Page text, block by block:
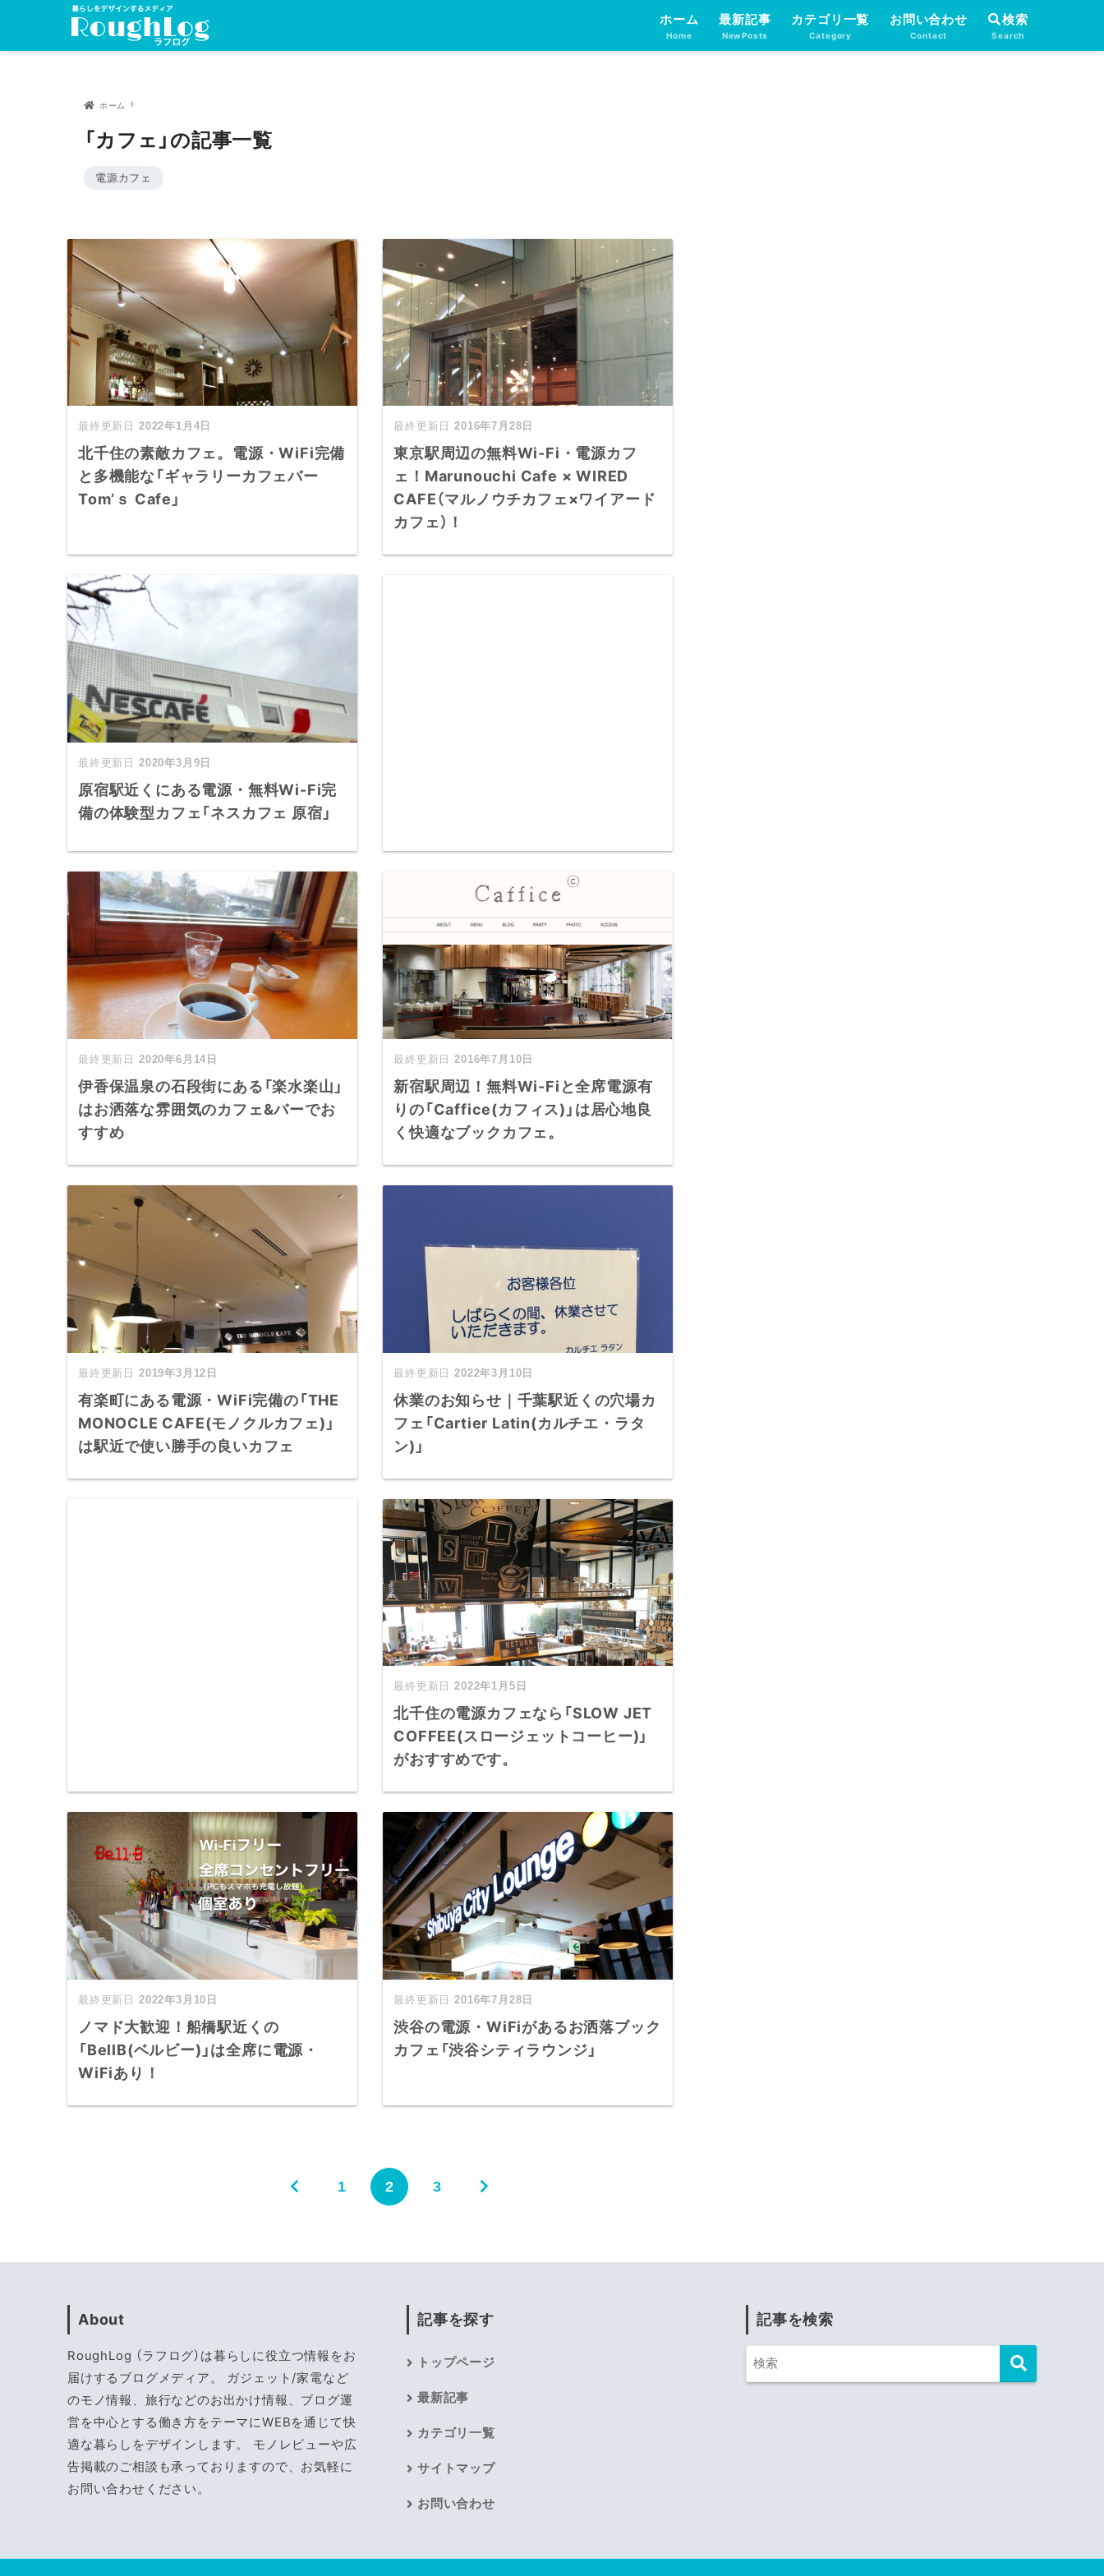
ホーム
Home
最新記事
NewPosts
カテゴリ一覧
Category
お問い合わせ
Contact Search
検索
ホーム
「カフェ」の記事一覧
電源カフェ
2022年1月4日
北千住の素敵カフェ。電源・WiFi完備
と多機能な「ギャラリーカフェバー
Tom’ｓ Cafe」
2016年7月28日
東京駅周辺の無料Wi-Fi・電源カフ
ェ！Marunouchi Cafe × WIRED
CAFE（マルノウチカフェ×ワイアード
カフェ）！
2020年3月9日
原宿駅近くにある電源・無料Wi-Fi完
備の体験型カフェ「ネスカフェ 原宿」
2020年6月14日
伊香保温泉の石段街にある「楽水楽山」
はお洒落な雰囲気のカフェ&バーでお
すすめ
2016年7月10日
新宿駅周辺！無料Wi-Fiと全席電源有
りの「Caffice(カフィス)」は居心地良
く快適なブックカフェ。
2019年3月12日
有楽町にある電源・WiFi完備の「THE
MONOCLE CAFE(モノクルカフェ)」
は駅近で使い勝手の良いカフェ
2022年3月10日
休業のお知らせ｜千葉駅近くの穴場カ
フェ「Cartier Latin(カルチエ・ラタ
ン)」
2022年1月5日
北千住の電源カフェなら「SLOW JET
COFFEE(スロージェットコーヒー)」
がおすすめです。
2022年3月10日
ノマド大歓迎！船橋駅近くの
「BellB(ベルビー)」は全席に電源・
WiFiあり！
2016年7月28日
渋谷の電源・WiFiがあるお洒落ブック
カフェ「渋谷シティラウンジ」
1 2 3
About
RoughLog （ラフログ）は暮らしに役立つ情報をお
届けするブログメディア。 ガジェット/家電など
のモノ情報、旅行などのお出かけ情報、ブログ運
営を中心とする働き方をテーマにWEBを通じて快
適な暮らしをデザインします。 モノレビューや広
告掲載のご相談も承っておりますので、お気軽に
お問い合わせください。
記事を探す
トップページ
最新記事
カテゴリ一覧
サイトマップ
お問い合わせ
記事を検索